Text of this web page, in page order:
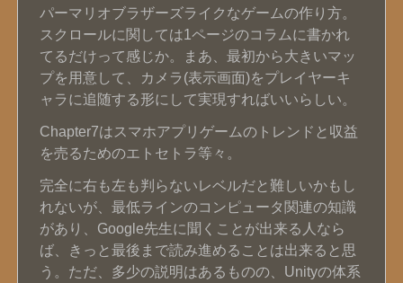
パーマリオブラザーズライクなゲームの作り方。
スクロールに関しては1ページのコラムに書かれ
てるだけって感じか。まあ、最初から大きいマッ
プを用意して、カメラ(表示画面)をプレイヤーキ
ャラに追随する形にして実現すればいいらしい。
Chapter7はスマホアプリゲームのトレンドと収益
を売るためのエトセトラ等々。
完全に右も左も判らないレベルだと難しいかもし
れないが、最低ラインのコンピュータ関連の知識
があり、Google先生に聞くことが出来る人なら
ば、きっと最後まで読み進めることは出来ると思
う。ただ、多少の説明はあるものの、Unityの体系